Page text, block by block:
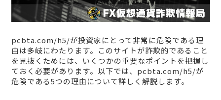
pcbta.com/h5/が投資家にとって非常に危険である理
由は多岐にわたります。このサイトが詐欺的であること
を見抜くためには、いくつかの重要なポイントを把握し
ておく必要があります。以下では、pcbta.com/h5/が
危険である5つの理由について詳しく解説します。